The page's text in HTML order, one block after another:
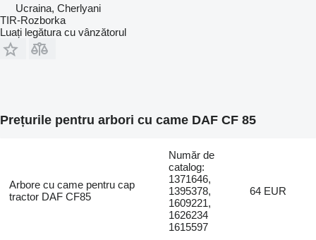
Ucraina, Cherlyani
TIR-Rozborka
Luați legătura cu vânzătorul
Prețurile pentru arbori cu came DAF CF 85
Arbore cu came pentru cap
tractor DAF CF85
Număr de
catalog:
1371646,
1395378,
1609221,
1626234
1615597
64 EUR